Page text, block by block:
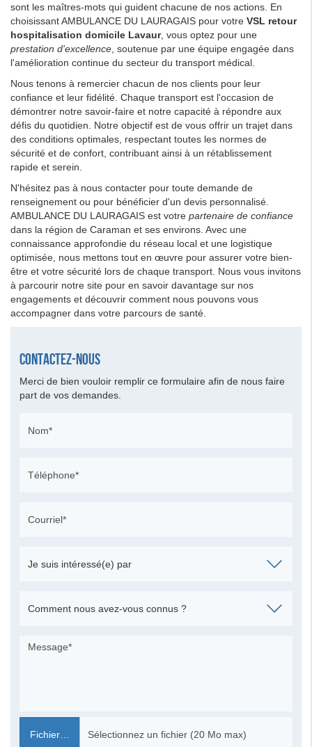
sont les maîtres-mots qui guident chacune de nos actions. En
choisissant AMBULANCE DU LAURAGAIS pour votre VSL retour
hospitalisation domicile Lavaur, vous optez pour une
prestation d'excellence, soutenue par une équipe engagée dans
l'amélioration continue du secteur du transport médical.
Nous tenons à remercier chacun de nos clients pour leur
confiance et leur fidélité. Chaque transport est l'occasion de
démontrer notre savoir-faire et notre capacité à répondre aux
défis du quotidien. Notre objectif est de vous offrir un trajet dans
des conditions optimales, respectant toutes les normes de
sécurité et de confort, contribuant ainsi à un rétablissement
rapide et serein.
N'hésitez pas à nous contacter pour toute demande de
renseignement ou pour bénéficier d'un devis personnalisé.
AMBULANCE DU LAURAGAIS est votre partenaire de confiance
dans la région de Caraman et ses environs. Avec une
connaissance approfondie du réseau local et une logistique
optimisée, nous mettons tout en œuvre pour assurer votre bien-
être et votre sécurité lors de chaque transport. Nous vous invitons
à parcourir notre site pour en savoir davantage sur nos
engagements et découvrir comment nous pouvons vous
accompagner dans votre parcours de santé.
Contactez-nous
Merci de bien vouloir remplir ce formulaire afin de nous faire
part de vos demandes.
Fichier…